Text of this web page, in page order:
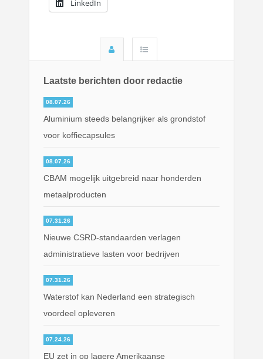
LinkedIn
Laatste berichten door redactie
08.07.26
Aluminium steeds belangrijker als grondstof
voor koffiecapsules
08.07.26
CBAM mogelijk uitgebreid naar honderden
metaalproducten
07.31.26
Nieuwe CSRD-standaarden verlagen
administratieve lasten voor bedrijven
07.31.26
Waterstof kan Nederland een strategisch
voordeel opleveren
07.24.26
EU zet in op lagere Amerikaanse